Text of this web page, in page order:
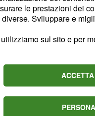
Maria De Filippi,
non si è
a
alle
neppure
recapitare a
da una serie
le prestazioni dei
Sviluppare e
sul sito e per